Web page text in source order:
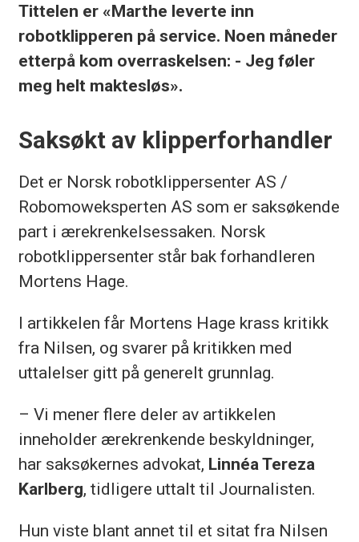
Tittelen er «Marthe leverte inn
robotklipperen på service. Noen måneder
etterpå kom overraskelsen: - Jeg føler
meg helt maktesløs».
Saksøkt av klipperforhandler
Det er Norsk robotklippersenter AS /
Robomoweksperten AS som er saksøkende
part i ærekrenkelsessaken. Norsk
robotklippersenter står bak forhandleren
Mortens Hage.
I artikkelen får Mortens Hage krass kritikk
fra Nilsen, og svarer på kritikken med
uttalelser gitt på generelt grunnlag.
– Vi mener flere deler av artikkelen
inneholder ærekrenkende beskyldninger,
har saksøkernes advokat, Linnéa Tereza
Karlberg, tidligere uttalt til Journalisten.
Hun viste blant annet til et sitat fra Nilsen